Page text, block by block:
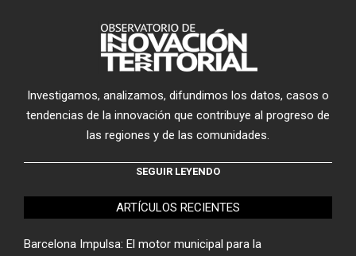
Investigamos, analizamos, difundimos los datos, casos o
tendencias de la innovación que contribuye al progreso de
las regiones y de las comunidades.
SEGUIR LEYENDO
ARTÍCULOS RECIENTES
Barcelona Impulsa: El motor municipal para la